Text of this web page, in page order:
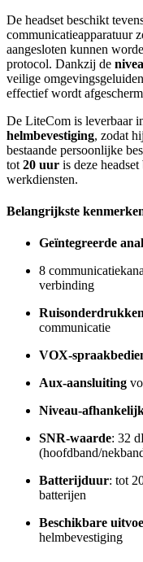
De headset beschikt
communicatieapparatuur
aangesloten kunnen
protocol. Dankzij de
veilige
effectief wordt
De LiteCom is leverbaar
helmbevestiging, zodat
bestaande persoonlijke
tot 20 uur is deze
werkdiensten.
Belangrijkste
Geïntegreerde
8
verbinding
communicatie
VOX-
Aux-aansluiting
Niveau-
SNR-waarde: 32
(hoofdband/
Batterijduur: tot
batterijen
Beschikbare
helmbevestiging